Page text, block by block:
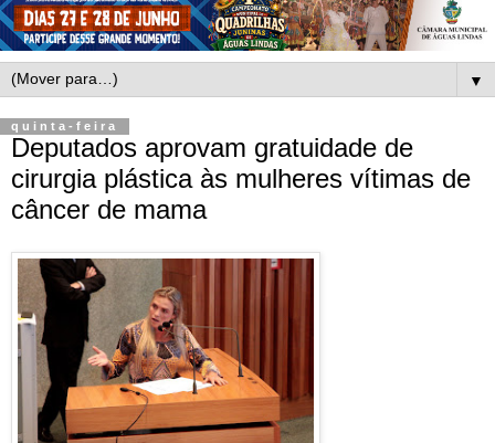
▼
quinta-feira
Deputados aprovam gratuidade de
cirurgia plástica às mulheres vítimas de
câncer de mama